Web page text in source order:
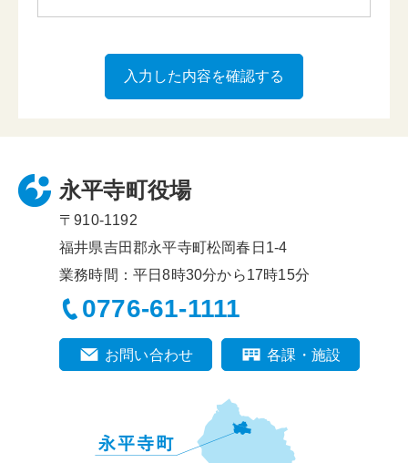
永平寺町役場
〒910-1192
福井県吉田郡永平寺町松岡春日1-4
業務時間：平日8時30分から17時15分
0776-61-1111
お問い合わせ 各課・施設